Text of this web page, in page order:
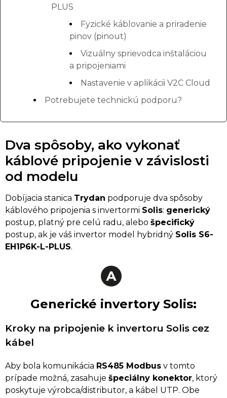
PLUS
Fyzické káblovanie a priradenie
pinov (pinout)
Vizuálny sprievodca inštaláciou
a pripojeniami
Nastavenie v aplikácii V2C Cloud
Potrebujete technickú podporu?
Dva spôsoby, ako vykonať
káblové pripojenie v závislosti
od modelu
Dobíjacia stanica Trydan podporuje dva spôsoby
káblového pripojenia s invertormi Solis: generický
postup, platný pre celú radu, alebo špecifický
postup, ak je váš invertor model hybridný Solis S6-
EH1P6K-L-PLUS.
Generické invertory Solis:
Kroky na pripojenie k invertoru Solis cez
kábel
Aby bola komunikácia RS485 Modbus v tomto
prípade možná, zasahuje špeciálny konektor, ktorý
poskytuje výrobca/distributor, a kábel UTP. Obe